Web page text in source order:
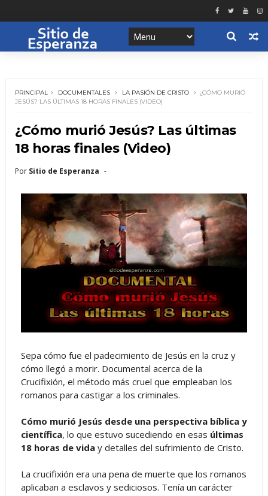
PRINCIPAL DOCUMENTALES LA PASIÓN DE CRISTO
¿CÓMO MURIÓ
JESÚS? LAS ÚLTIMAS 18 HORAS FINALES (VIDEO)
¿Cómo murió Jesús? Las últimas
18 horas finales (Video)
Por Sitio de Esperanza
Sepa cómo fue el padecimiento de Jesús en la cruz y
cómo llegó a morir. Documental acerca de la
Crucifixión, el método más cruel que empleaban los
romanos para castigar a los criminales.
Cómo murió Jesús desde una perspectiva bíblica y
científica, lo que estuvo sucediendo en esas últimas
18 horas de viday detalles del sufrimiento de Cristo.
La crucifixión era una pena de muerte que los romanos
aplicaban a esclavos y sediciosos. Tenía un carácter